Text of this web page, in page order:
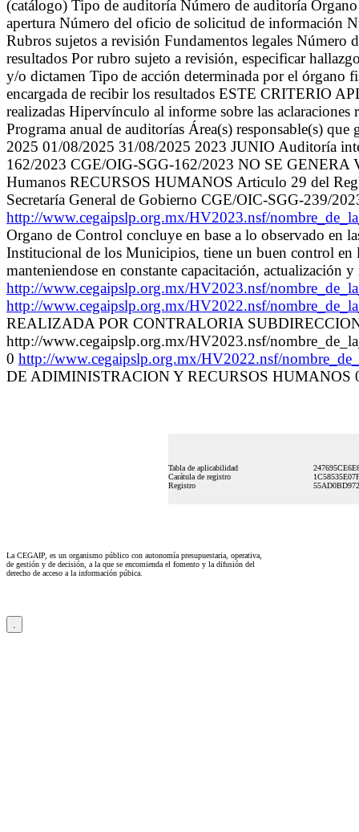
(catálogo) Tipo de auditoría Número de auditoría
apertura Número del oficio de solicitud de información
Rubros sujetos a revisión Fundamentos legales
resultados Por rubro sujeto a revisión, especificar
y/o dictamen Tipo de acción determinada por el órgano
encargada de recibir los resultados ESTE CRITERIO
realizadas Hipervínculo al informe sobre las
Programa anual de auditorías Área(s) responsable(s)
2025 01/08/2025 31/08/2025 2023 JUNIO Auditoría
162/2023 CGE/OIG-SGG-162/2023 NO SE GENERA
Humanos RECURSOS HUMANOS Articulo 29 del
Secretaría General de Gobierno CGE/OIC-SGG-239/
http://www.cegaipslp.org.mx/HV2023.nsf/
Organo de Control concluye en base a lo observado en
Institucional de los Municipios, tiene un buen control en
manteniendose en constante capacitación, actualización
http://www.cegaipslp.org.mx/HV2023.nsf/
http://www.cegaipslp.org.mx/HV2022.nsf/
REALIZADA POR CONTRALORIA
http://www.cegaipslp.org.mx/HV2023.nsf/
0 http://www.cegaipslp.org.mx/HV2022.nsf/
DE ADIMINISTRACION Y RECURSOS
Tabla de aplicabilidad
Carátula de registro
Registro
La CEGAIP, es un organismo público con autonomía presupuestaria, operativa,
de gestión y de decisión, a la que se encomienda el fomento y la difusión del
derecho de acceso a la información púbica.